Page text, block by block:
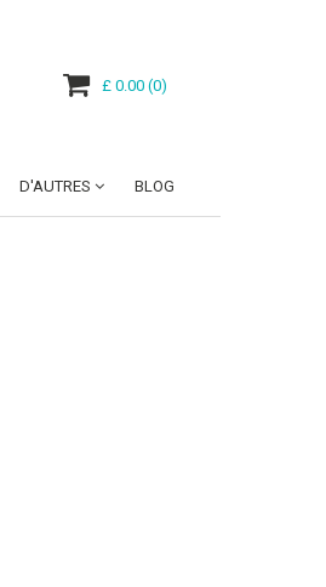
£ 0.00 (0)
D'AUTRES BLOG